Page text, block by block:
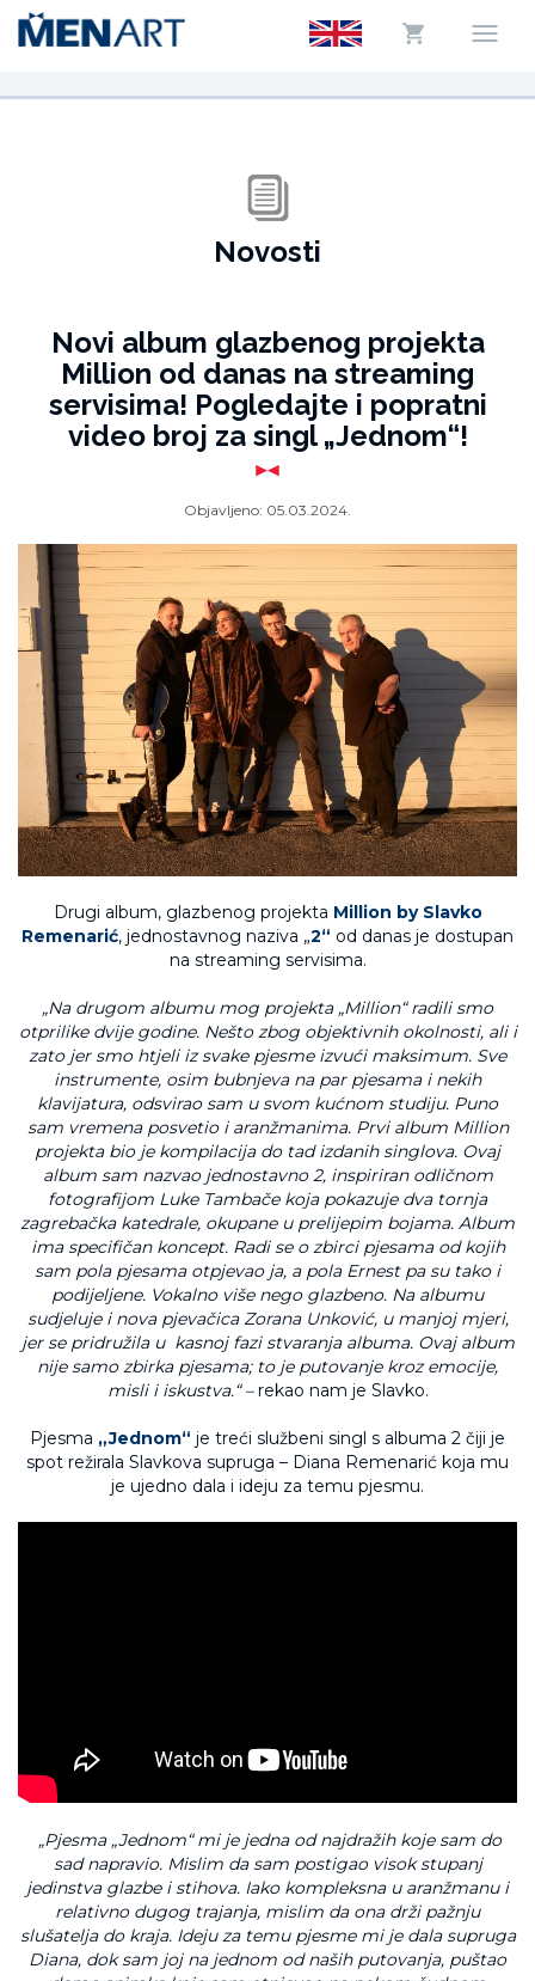
Novosti
Novi album glazbenog projekta
Million od danas na streaming
servisima! Pogledajte i popratni
video broj za singl „Jednom“!
Objavljeno: 05.03.2024.
Drugi album, glazbenog projekta Million by Slavko
Remenarić, jednostavnog naziva „2“ od danas je dostupan
na streaming servisima.
„Na drugom albumu mog projekta „Million“ radili smo
otprilike dvije godine. Nešto zbog objektivnih okolnosti, ali i
zato jer smo htjeli iz svake pjesme izvući maksimum. Sve
instrumente, osim bubnjeva na par pjesama i nekih
klavijatura, odsvirao sam u svom kućnom studiju. Puno
sam vremena posvetio i aranžmanima. Prvi album Million
projekta bio je kompilacija do tad izdanih singlova. Ovaj
album sam nazvao jednostavno 2, inspiriran odličnom
fotografijom Luke Tambače koja pokazuje dva tornja
zagrebačka katedrale, okupane u prelijepim bojama. Album
ima specifičan koncept. Radi se o zbirci pjesama od kojih
sam pola pjesama otpjevao ja, a pola Ernest pa su tako i
podijeljene. Vokalno više nego glazbeno. Na albumu
sudjeluje i nova pjevačica Zorana Unković, u manjoj mjeri,
jer se pridružila u kasnoj fazi stvaranja albuma. Ovaj album
nije samo zbirka pjesama; to je putovanje kroz emocije,
misli i iskustva.“ –rekao nam je Slavko.
Pjesma „Jednom“ je treći službeni singl s albuma 2 čiji je
spot režirala Slavkova supruga – Diana Remenarić koja mu
je ujedno dala i ideju za temu pjesmu.
„Pjesma „Jednom“ mi je jedna od najdražih koje sam do
sad napravio. Mislim da sam postigao visok stupanj
jedinstva glazbe i stihova. Iako kompleksna u aranžmanu i
relativno dugog trajanja, mislim da ona drži pažnju
slušatelja do kraja. Ideju za temu pjesme mi je dala supruga
Diana, dok sam joj na jednom od naših putovanja, puštao